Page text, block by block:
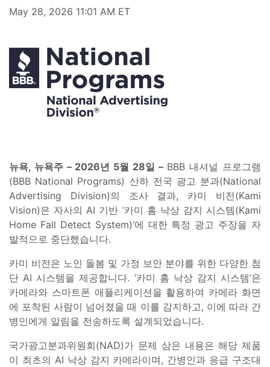
May 28, 2026 11:01 AM ET
뉴욕, 뉴욕주 – 2026년 5월 28일 –BBB 내셔널 프로그램
(BBB National Programs) 산하 전국 광고 분과(National
Advertising Division)의 조사 결과, 카미 비전(Kami
Vision)은 자사의 AI 기반 ‘카미 홈 낙상 감지 시스템(Kami
Home Fall Detect System)’에 대한 특정 광고 주장을 자
발적으로 중단했습니다.
카미 비전은 노인 돌봄 및 가정 보안 분야를 위한 다양한 첨
단 AI 시스템을 제공합니다. ‘카미 홈 낙상 감지 시스템’은
카메라와 스마트폰 애플리케이션을 활용하여 카메라 화면
에 포착된 사람이 넘어졌을 때 이를 감지하고, 이에 따라 간
병인에게 알림을 전송하도록 설계되었습니다.
국가광고분과위원회(NAD)가 문제 삼은 내용은 해당 제품
이 최초의 AI 낙상 감지 카메라이며, 간병인과 응급 구조대